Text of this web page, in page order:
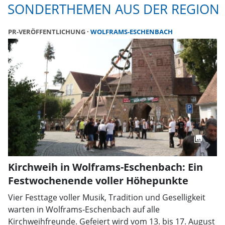
SONDERTHEMEN AUS DER REGION
PR-VERÖFFENTLICHUNG WOLFRAMS-ESCHENBACH
Kirchweih in Wolframs-Eschenbach: Ein
Festwochenende voller Höhepunkte
Vier Festtage voller Musik, Tradition und Geselligkeit
warten in Wolframs-Eschenbach auf alle
Kirchweihfreunde. Gefeiert wird vom 13. bis 17. August